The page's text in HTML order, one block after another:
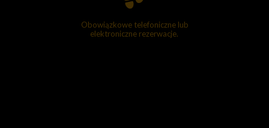
Obowiązkowe telefoniczne lub
elektroniczne rezerwacje.